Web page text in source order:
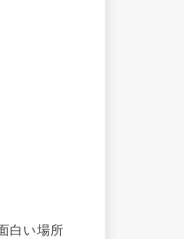
白い場所